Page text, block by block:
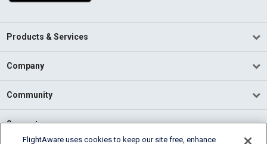
Products & Services
Company
Community
Support
FlightAware uses cookies to keep our site free, enhance